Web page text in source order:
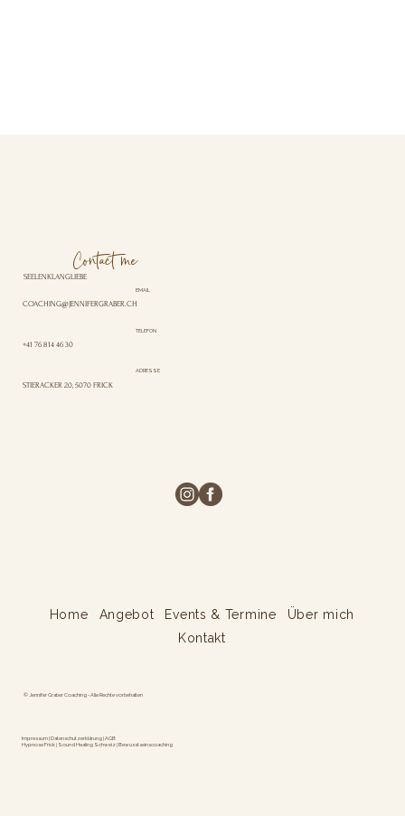
Impressum|Datenschutzerklärung|AGB
Hypnose Frick | Sound Healing Schweiz | Bewusstseinscoaching
© Jennifer Graber Coaching - Alle Rechte vorbehalten
Home Angebot Events & Termine
Über mich
Kontakt
Contact me
SEELENKLANGLIEBE
EMAIL
COACHING@JENNIFERGRABER.CH
TELEFON
+41 76 814 46 30
ADRESSE
STIERACKER 20, 5070 FRICK